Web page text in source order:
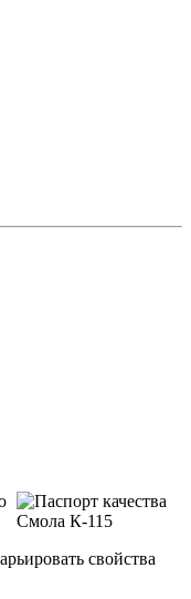
свойства